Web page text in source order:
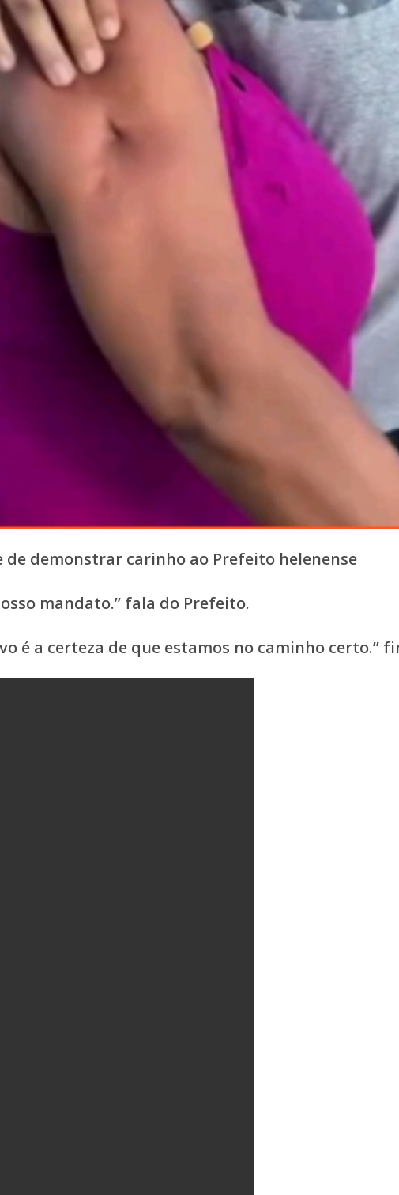
demonstrar carinho ao Prefeito helenense
mandato.” fala do Prefeito.
é a certeza de que estamos no caminho certo.”